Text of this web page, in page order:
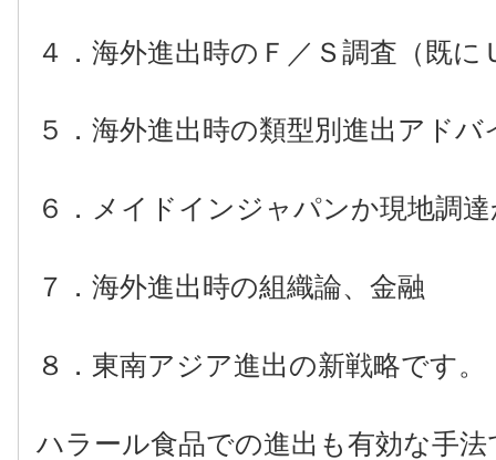
４．海外進出時のＦ／Ｓ調査（既に
５．海外進出時の類型別進出アドバ
６．メイドインジャパンか現地調
７．海外進出時の組織論、金融
８．東南アジア進出の新戦略です。
ハラール食品での進出も有効な手